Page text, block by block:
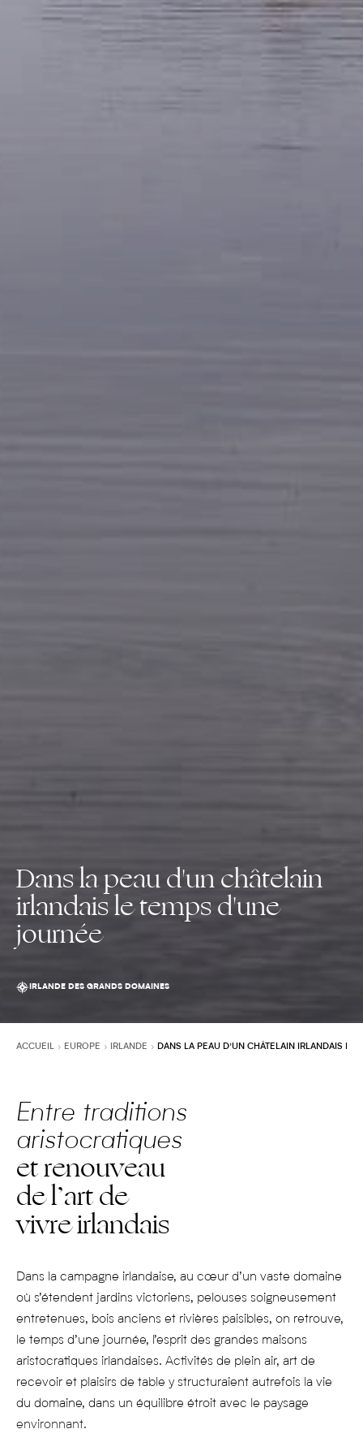
Dans la peau d'un châtelain
irlandais le temps d'une
journée
IRLANDE DES GRANDS DOMAINES
ACCUEIL EUROPE IRLANDE DANS LA PEAU D’UN CHÂTELAIN IRLANDAIS LE
Entre traditions
aristocratiques
et renouveau
de l’art de
vivre irlandais
Dans la campagne irlandaise, au cœur d’un vaste domaine
où s’étendent jardins victoriens, pelouses soigneusement
entretenues, bois anciens et rivières paisibles, on retrouve,
le temps d’une journée, l’esprit des grandes maisons
aristocratiques irlandaises. Activités de plein air, art de
recevoir et plaisirs de table y structuraient autrefois la vie
du domaine, dans un équilibre étroit avec le paysage
environnant.